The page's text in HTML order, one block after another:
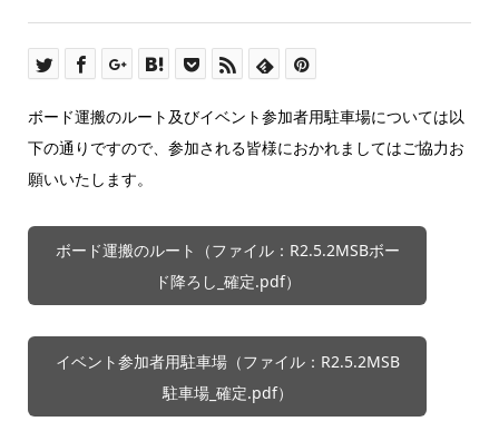
ボード運搬のルート及びイベント参加者用駐車場については以
下の通りですので、参加される皆様におかれましてはご協力お
願いいたします。
ボード運搬のルート（ファイル：R2.5.2MSBボー
ド降ろし_確定.pdf）
イベント参加者用駐車場（ファイル：R2.5.2MSB
駐車場_確定.pdf）